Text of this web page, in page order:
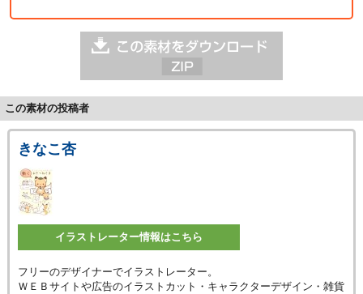
この素材の投稿者
きなこ杏
イラストレーター情報はこちら
フリーのデザイナーでイラストレーター。
ＷＥＢサイトや広告のイラストカット・キャラクターデザイン・雑貨